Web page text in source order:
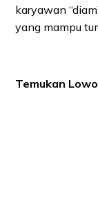
karyawan
yang mampu
Temukan